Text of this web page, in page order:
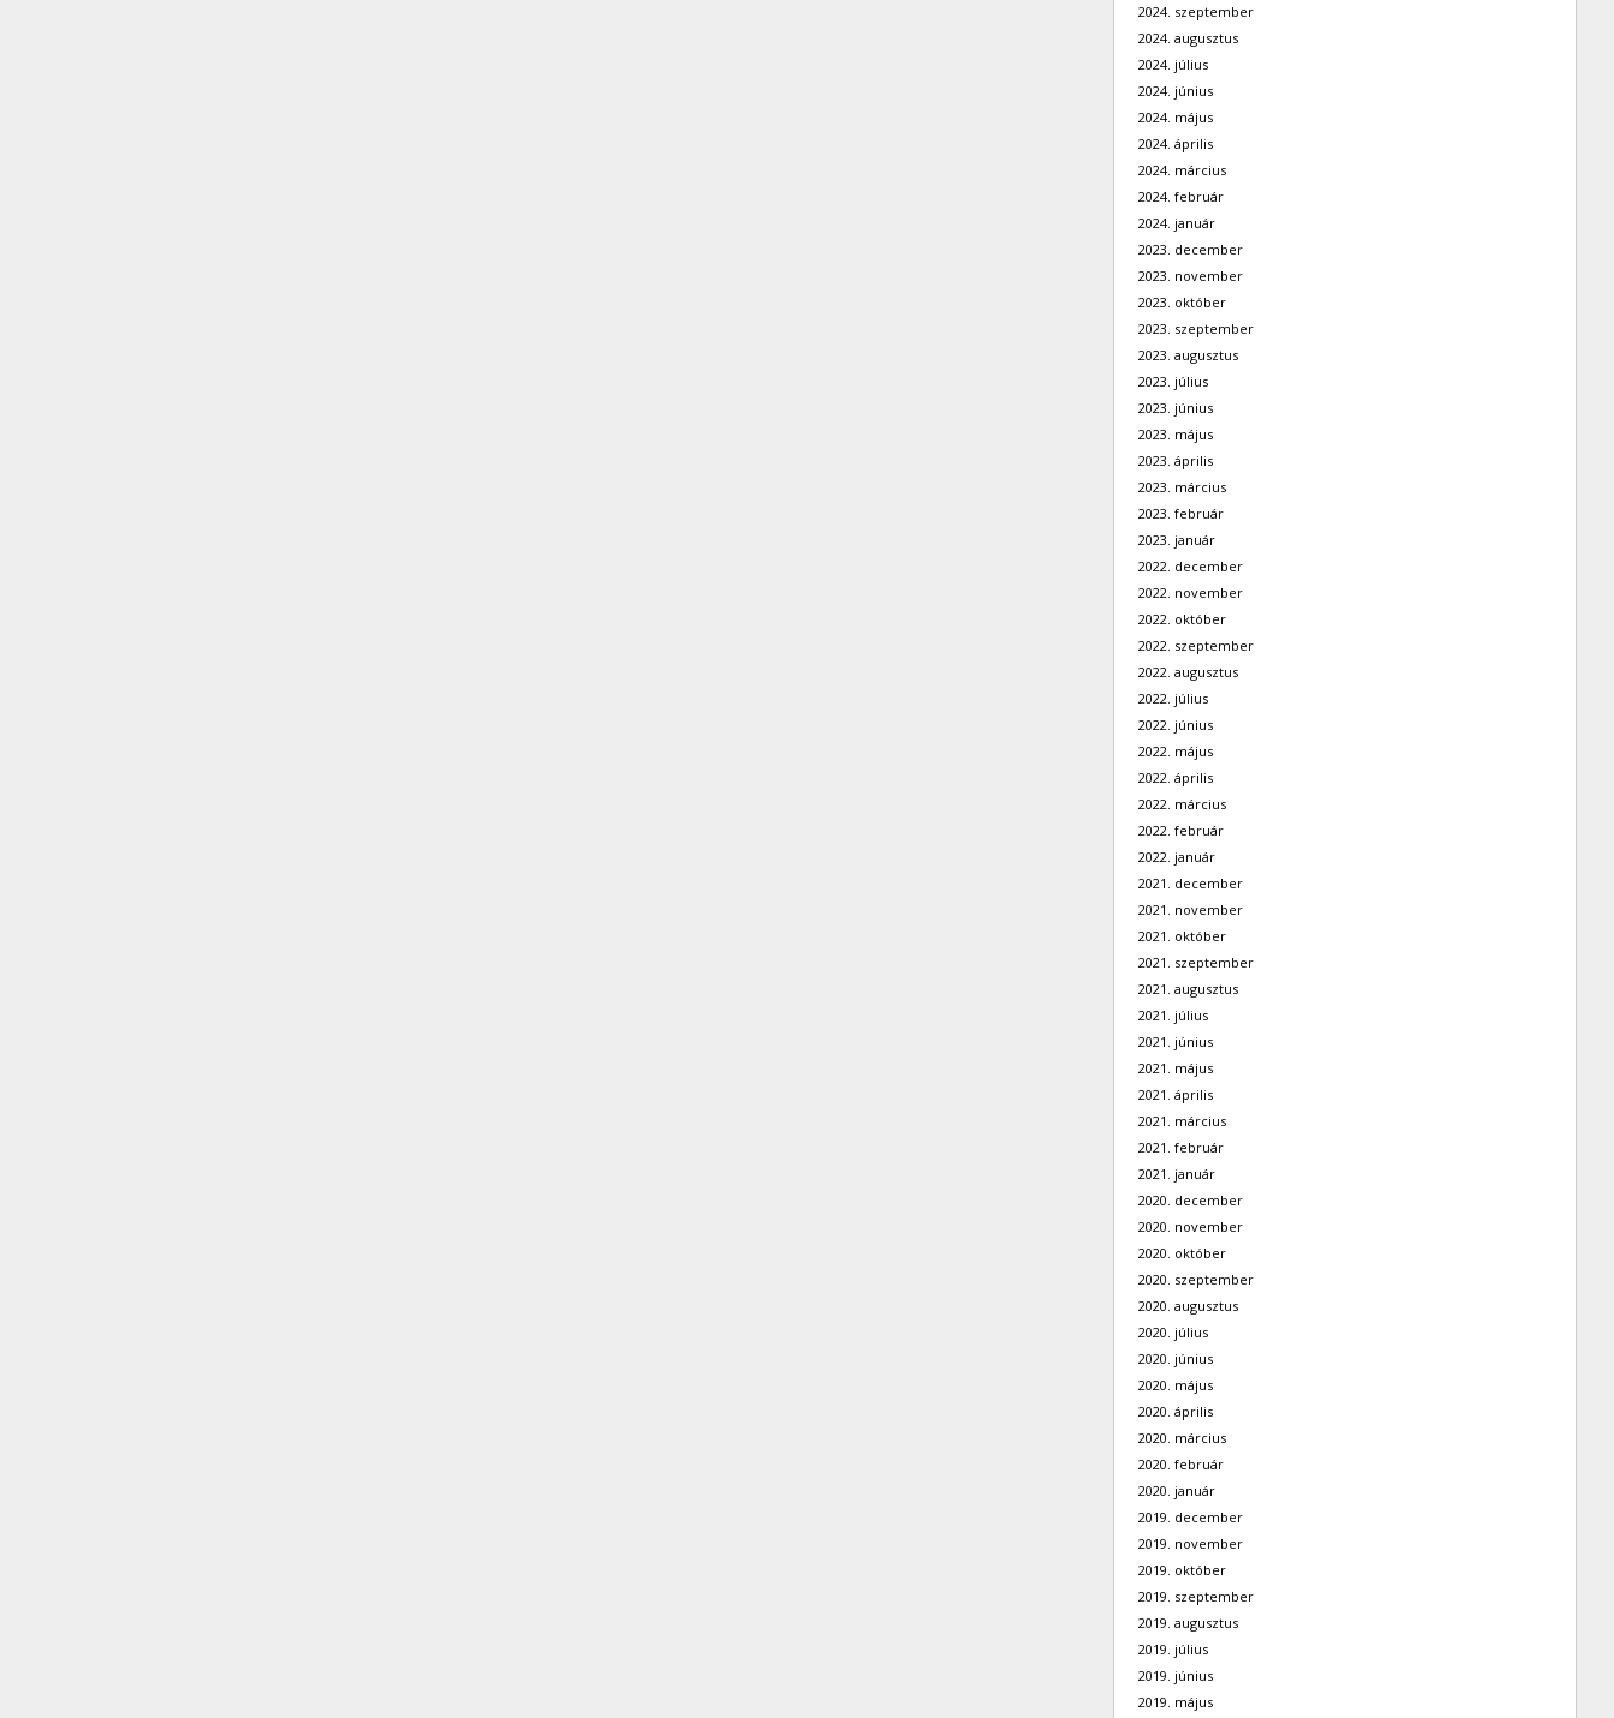
2024. szeptember
2024. augusztus
2024. július
2024. június
2024. május
2024. április
2024. március
2024. február
2024. január
2023. december
2023. november
2023. október
2023. szeptember
2023. augusztus
2023. július
2023. június
2023. május
2023. április
2023. március
2023. február
2023. január
2022. december
2022. november
2022. október
2022. szeptember
2022. augusztus
2022. július
2022. június
2022. május
2022. április
2022. március
2022. február
2022. január
2021. december
2021. november
2021. október
2021. szeptember
2021. augusztus
2021. július
2021. június
2021. május
2021. április
2021. március
2021. február
2021. január
2020. december
2020. november
2020. október
2020. szeptember
2020. augusztus
2020. július
2020. június
2020. május
2020. április
2020. március
2020. február
2020. január
2019. december
2019. november
2019. október
2019. szeptember
2019. augusztus
2019. július
2019. június
2019. május